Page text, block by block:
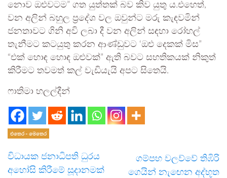
නොව ඔළුවටම” ගත යුත්තක් බව කිව යුතු ය.එහෙත්,
වන අලින් බහුල ප්‍රදේශ වල ඔවුන්ට මරු කැඳවමින්
ජනතාවට ගිනි අවි ලබා දී වන අලින් සඳහා රෝහල්
තැනීමට කටයුතු කරන ආණ්ඩුවට ‘ඔළු දෙකක් මිස”
“එක් හොඳ හොඳ ඔළුවක්” ඇති බවට සහතිකයක් නිකුත්
කිරීමට තවමත් කල් වැඩියැයි අපට සිතෙයි.
ෆාතිමා හලල්දීන්
එතෙර - මෙතෙර
විධායක ජනාධිපති ධුරය
අහෝසි කිරීමේ සූදානමක්
ගම්පහ වලව්වේ තිඹිරි
ගෙයින් නැඟෙන අද්භූත